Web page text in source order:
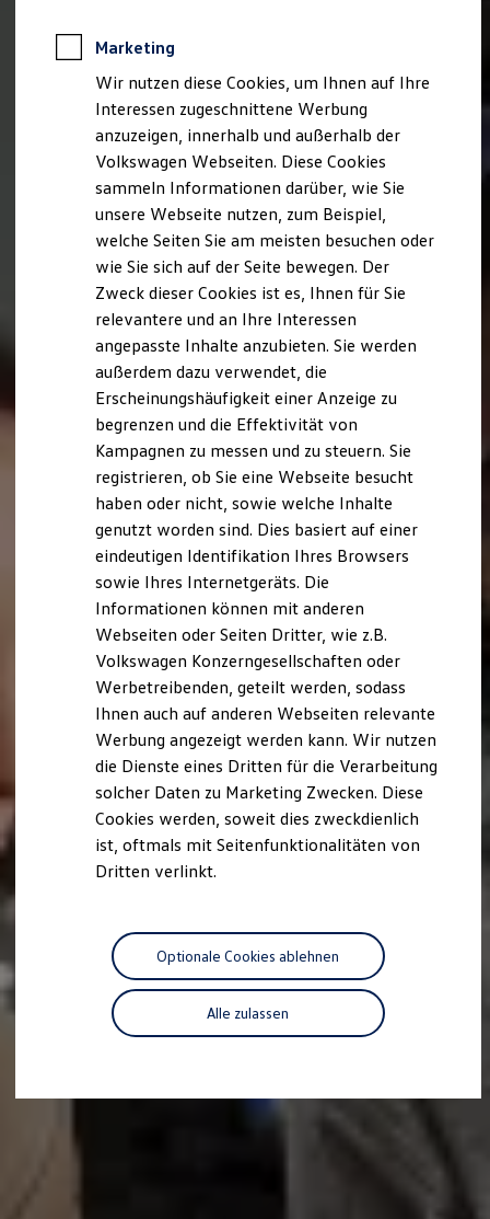
Rekuperation
Laden unterwegs
Laden Zuhause
Ladestationen finden
Ladezeitensimulator
Batterie
Sicherheit
Nachhaltigkeit
Technologie
Kosten und Kauf
Kaufoptionen
E-Auto-Förderung
Software und Konnektivität
Die ID. Software 6
ID. Software Versionen und Updates
Digitale Extras
Schnittstellen zu Ihrem ID.
Hybridautos
Marke und Erlebnis
Volkswagen R und R Experience
R-Modelle
R Experience
Driving Experience
Volkswagen entdecken
Werkbesichtigung
Lifestyle Shop
T-Roc Kollektion
Golf Kollektion
ID. Kollektion
Volkswagen Kollektion
R-Kollektion
GTI Kollektion
Fußball Drop
we drive football
#wedriveproud
Besitzer und Service
Software Updates
Service und Ersatzteile
Motorenöl und Flüssigkeiten
Räder und Reifen
Pannen- und Unfallhilfe
Economy Service
Volkswagen Teile
Zubehör
Entertainment und Elektronik
Marketing
Wir nutzen diese Cookies, um Ihnen auf Ihre
Interessen zugeschnittene Werbung
anzuzeigen, innerhalb und außerhalb der
Volkswagen Webseiten. Diese Cookies
sammeln Informationen darüber, wie Sie
unsere Webseite nutzen, zum Beispiel,
welche Seiten Sie am meisten besuchen oder
wie Sie sich auf der Seite bewegen. Der
Zweck dieser Cookies ist es, Ihnen für Sie
relevantere und an Ihre Interessen
angepasste Inhalte anzubieten. Sie werden
außerdem dazu verwendet, die
Erscheinungshäufigkeit einer Anzeige zu
begrenzen und die Effektivität von
Kampagnen zu messen und zu steuern. Sie
registrieren, ob Sie eine Webseite besucht
haben oder nicht, sowie welche Inhalte
genutzt worden sind. Dies basiert auf einer
eindeutigen Identifikation Ihres Browsers
sowie Ihres Internetgeräts. Die
Informationen können mit anderen
Webseiten oder Seiten Dritter, wie z.B.
Volkswagen Konzerngesellschaften oder
Werbetreibenden, geteilt werden, sodass
Ihnen auch auf anderen Webseiten relevante
Werbung angezeigt werden kann. Wir nutzen
die Dienste eines Dritten für die Verarbeitung
solcher Daten zu Marketing Zwecken. Diese
Cookies werden, soweit dies zweckdienlich
ist, oftmals mit Seitenfunktionalitäten von
Dritten verlinkt.
Alle zulassen
Optionale Cookies ablehnen